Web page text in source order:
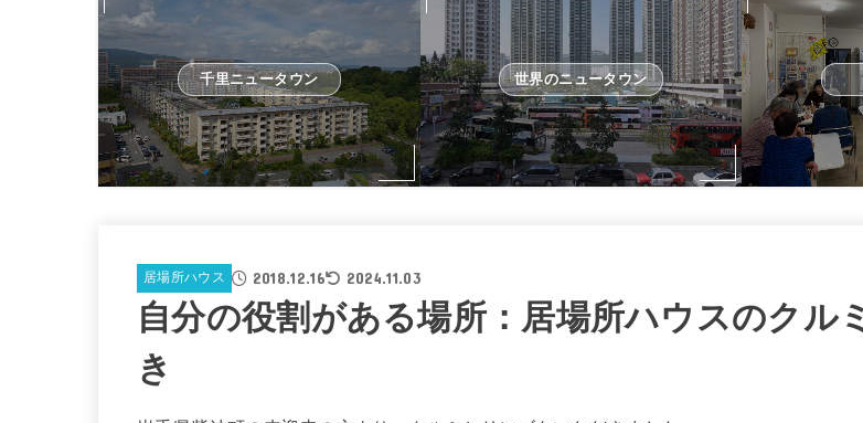
千里ニュータウン 世界のニュータウン
居場所ハウス 2018.12.16 2024.11.03
自分の役割がある場所：居場所ハウスのクル
き